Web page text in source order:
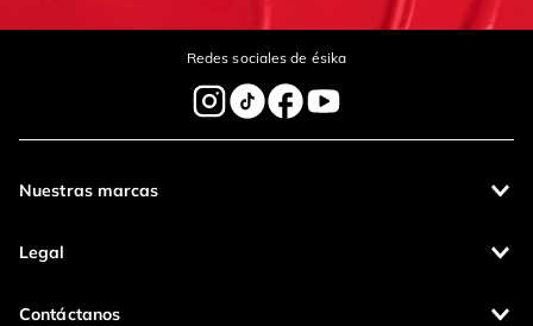
Redes sociales de ésika
Nuestras marcas
Legal
Contáctanos